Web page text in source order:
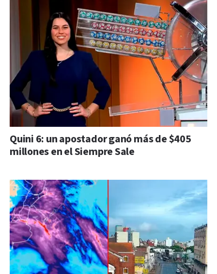
Quini 6: un apostador ganó más de $405
millones en el Siempre Sale